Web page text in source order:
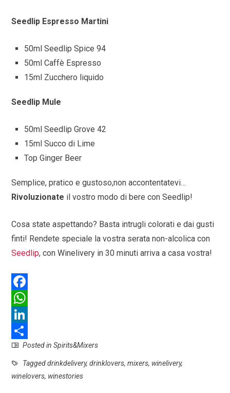
Seedlip Espresso Martini
50ml Seedlip Spice 94
50ml Caffè Espresso
15ml Zucchero liquido
Seedlip Mule
50ml Seedlip Grove 42
15ml Succo di Lime
Top Ginger Beer
Semplice, pratico e gustoso,non accontentatevi…
Rivoluzionate il vostro modo di bere con Seedlip!
Cosa state aspettando? Basta intrugli colorati e dai gusti
finti! Rendete speciale la vostra serata non-alcolica con
Seedlip, con Winelivery in 30 minuti arriva a casa vostra!
F
a
c
e
b
o
W
h
a
t
s
L
i
n
k
S
h
a
Posted inSpirits&Mixers
Taggeddrinkdelivery,drinklovers,mixers, winelivery,
winelovers, winestories